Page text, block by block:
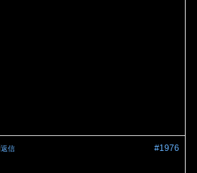
#1976
返信